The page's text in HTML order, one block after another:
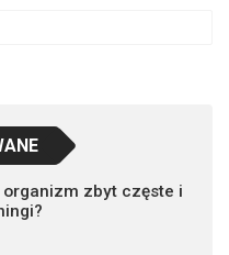
organizm zbyt częste i